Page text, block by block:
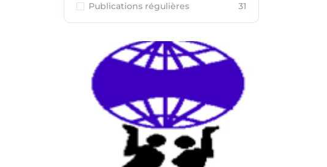
Publications régulières
31